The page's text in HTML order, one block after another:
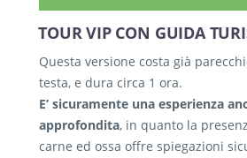
TOUR VIP CON GUIDA
Questa versione costa già
testa, e dura circa 1 ora.
E’ sicuramente una esperienza
approfondita, in quanto la
carne ed ossa offre spiegazioni